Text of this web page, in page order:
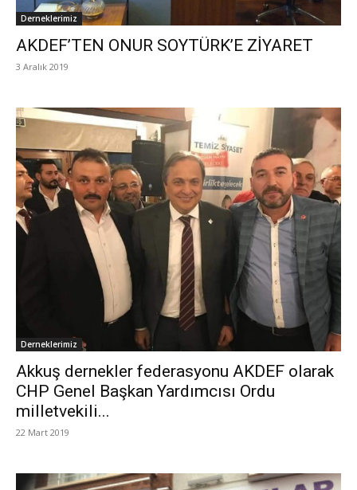
Derneklerimiz
AKDEF’TEN ONUR SOYTÜRK’E ZİYARET
3 Aralık 2019
Derneklerimiz
Akkuş dernekler federasyonu AKDEF olarak
CHP Genel Başkan Yardımcısı Ordu
milletvekili...
22 Mart 2019